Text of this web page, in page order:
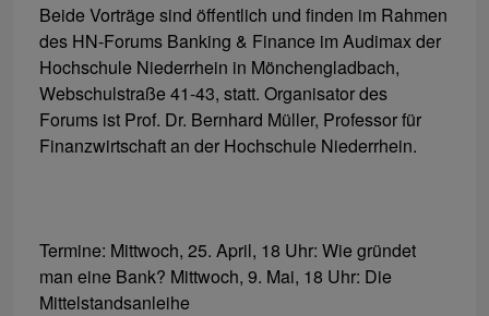
Beide Vorträge sind öffentlich und finden im Rahmen
des HN-Forums Banking & Finance im Audimax der
Hochschule Niederrhein in Mönchengladbach,
Webschulstraße 41-43, statt. Organisator des
Forums ist Prof. Dr. Bernhard Müller, Professor für
Finanzwirtschaft an der Hochschule Niederrhein.
Termine: Mittwoch, 25. April, 18 Uhr: Wie gründet
man eine Bank? Mittwoch, 9. Mai, 18 Uhr: Die
Mittelstandsanleihe